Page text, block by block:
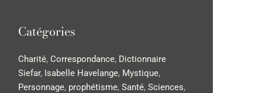
Catégories
Charité, Correspondance, Dictionnaire
Siefar, Isabelle Havelange, Mystique,
Personnage, prophétisme, Santé, Sciences,